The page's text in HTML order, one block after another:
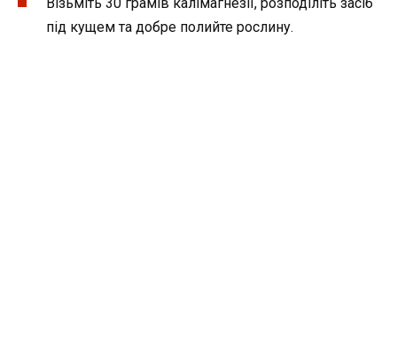
Візьміть 30 грамів калімагнезії, розподіліть засіб
під кущем та добре полийте рослину.